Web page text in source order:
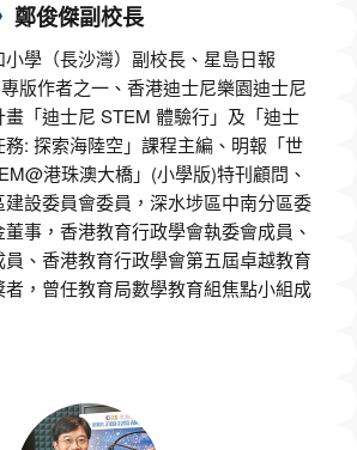
鄭俊傑副校長
學（長沙灣）副校長、星島日報
專版作者之一、香港迪士尼樂園迪士尼
「迪士尼 STEM 體驗行」及「迪士
: 探索海陸空」課程主編、明報「世
港珠澳大橋」(小學版)特刊顧問、
設委員會委員，深水埗區中南分區委
事，香港教育行政學會執委會成員、
、香港教育行政學會第五屆卓越教育
，曾任教育局數學教育組焦點小組成